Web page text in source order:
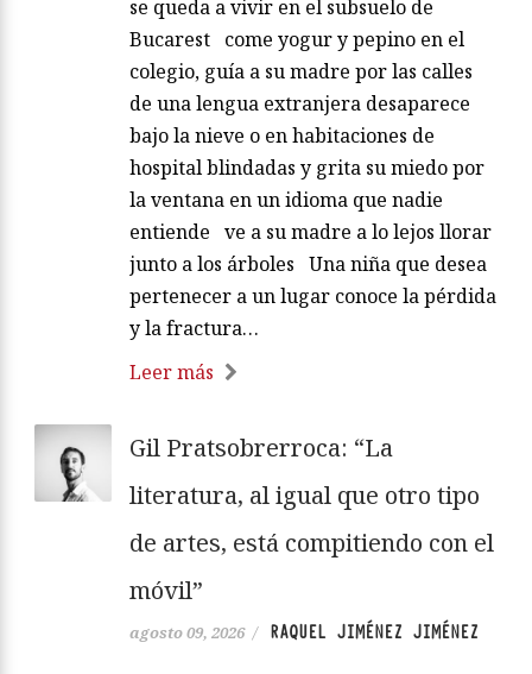
se queda a vivir en el subsuelo de
Bucarest come yogur y pepino en el
colegio, guía a su madre por las calles
de una lengua extranjera desaparece
bajo la nieve o en habitaciones de
hospital blindadas y grita su miedo por
la ventana en un idioma que nadie
entiende ve a su madre a lo lejos llorar
junto a los árboles Una niña que desea
pertenecer a un lugar conoce la pérdida
y la fractura…
Leer más
Gil Pratsobrerroca: “La
literatura, al igual que otro tipo
de artes, está compitiendo con el
móvil”
agosto 09, 2026 / RAQUEL JIMÉNEZ JIMÉNEZ